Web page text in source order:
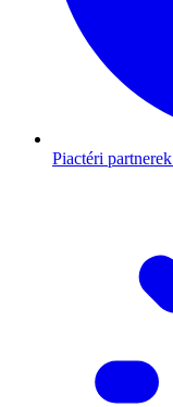
Piactéri partnerek